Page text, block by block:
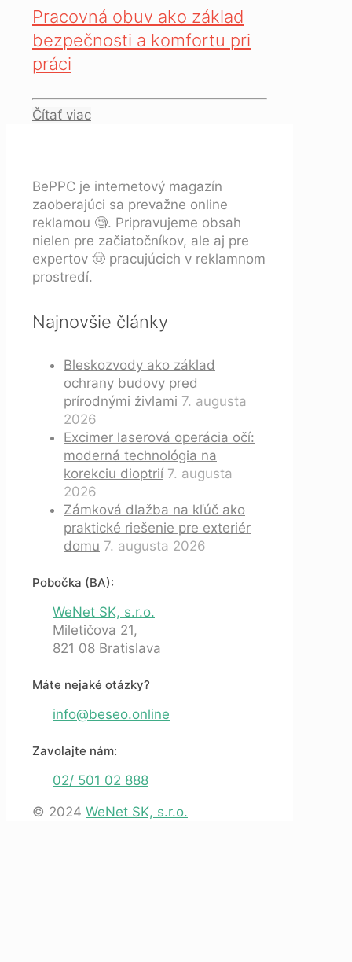
Pracovná obuv ako základ
bezpečnosti a komfortu pri
práci
Čítať viac
BePPC je internetový magazín
zaoberajúci sa prevažne online
reklamou 🧐. Pripravujeme obsah
nielen pre začiatočníkov, ale aj pre
expertov 🤠 pracujúcich v reklamnom
prostredí.
Najnovšie články
Bleskozvody ako základ
ochrany budovy pred
prírodnými živlami 7. augusta
2026
Excimer laserová operácia očí:
moderná technológia na
korekciu dioptrií 7. augusta
2026
Zámková dlažba na kľúč ako
praktické riešenie pre exteriér
domu 7. augusta 2026
Pobočka (BA):
WeNet SK, s.r.o.
Miletičova 21,
821 08 Bratislava
Máte nejaké otázky?
info@beseo.online
Zavolajte nám:
02/ 501 02 888
© 2024 WeNet SK, s.r.o.